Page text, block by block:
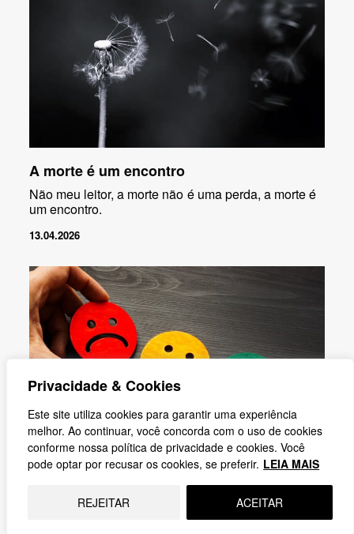
Privacidade & Cookies
Este site utiliza cookies para garantir uma experiência
melhor. Ao continuar, você concorda com o uso de cookies
conforme nossa política de privacidade e cookies. Você
pode optar por recusar os cookies, se preferir. LEIA MAIS
REJEITAR ACEITAR
A morte é um encontro
Não meu leitor, a morte não é uma perda, a morte é
um encontro.
13.04.2026
Quais os três conceitos teológicos que se
transformaram em verdadeiras obsessões em